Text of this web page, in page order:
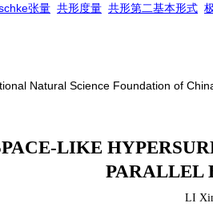
张量 共形度量 共形第二基本形式
Natural Science Foundation of
LIKE
PARALLEL
LI